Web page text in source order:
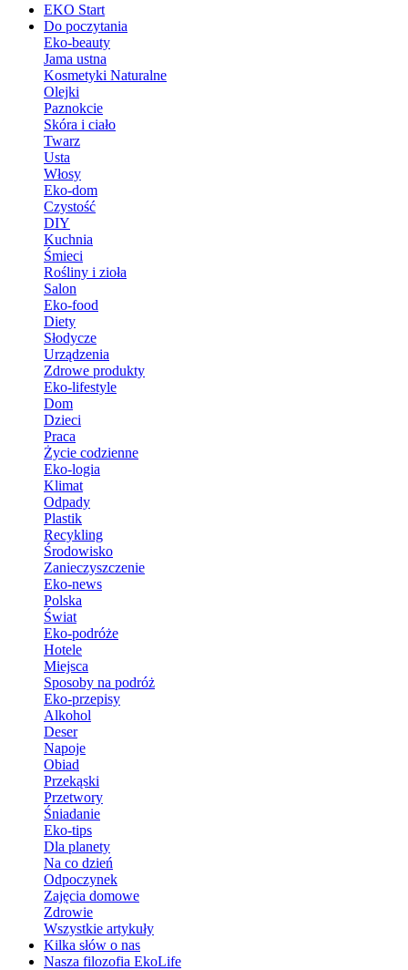
EKO Start
Do poczytania
Eko-beauty
Jama ustna
Kosmetyki Naturalne
Olejki
Paznokcie
Skóra i ciało
Twarz
Usta
Włosy
Eko-dom
Czystość
DIY
Kuchnia
Śmieci
Rośliny i zioła
Salon
Eko-food
Diety
Słodycze
Urządzenia
Zdrowe produkty
Eko-lifestyle
Dom
Dzieci
Praca
Życie codzienne
Eko-logia
Klimat
Odpady
Plastik
Recykling
Środowisko
Zanieczyszczenie
Eko-news
Polska
Świat
Eko-podróże
Hotele
Miejsca
Sposoby na podróż
Eko-przepisy
Alkohol
Deser
Napoje
Obiad
Przekąski
Przetwory
Śniadanie
Eko-tips
Dla planety
Na co dzień
Odpoczynek
Zajęcia domowe
Zdrowie
Wszystkie artykuły
Kilka słów o nas
Nasza filozofia EkoLife